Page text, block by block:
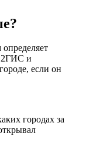
2ГИС и
если он
городах за